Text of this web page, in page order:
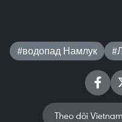
#водопад Намлук
Theo dõi